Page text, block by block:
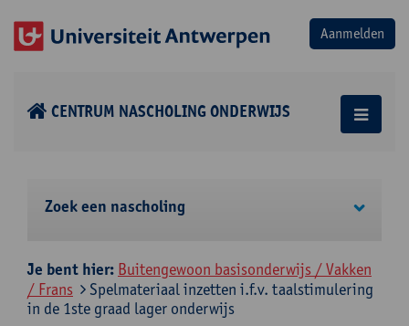
CENTRUM NASCHOLING ONDERWIJS
Zoek een nascholing
Je bent hier: Buitengewoon basisonderwijs / Vakken
/ Frans
Spelmateriaal inzetten i.f.v. taalstimulering
in de 1ste graad lager onderwijs